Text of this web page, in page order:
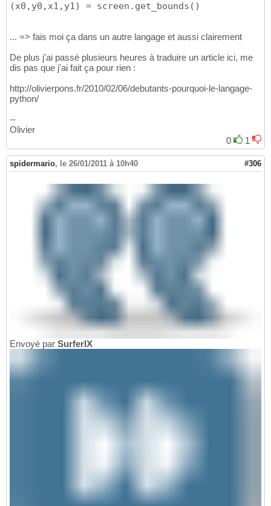
(x0,y0,x1,y1) = screen.get_bounds()
... => fais moi ça dans un autre langage et aussi clairement
De plus j'ai passé plusieurs heures à traduire un article ici, me
dis pas que j'ai fait ça pour rien :
http://olivierpons.fr/2010/02/06/debutants-pourquoi-le-langage-
python/
--
Olivier
0
1
spidermario, le 26/01/2011 à 10h40 #306
Envoyé par SurferIX